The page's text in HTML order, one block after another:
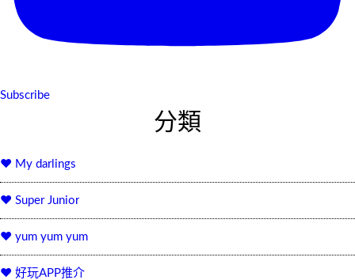
Subscribe
分類
♥ My darlings
♥ Super Junior
♥ yum yum yum
♥ 好玩APP推介